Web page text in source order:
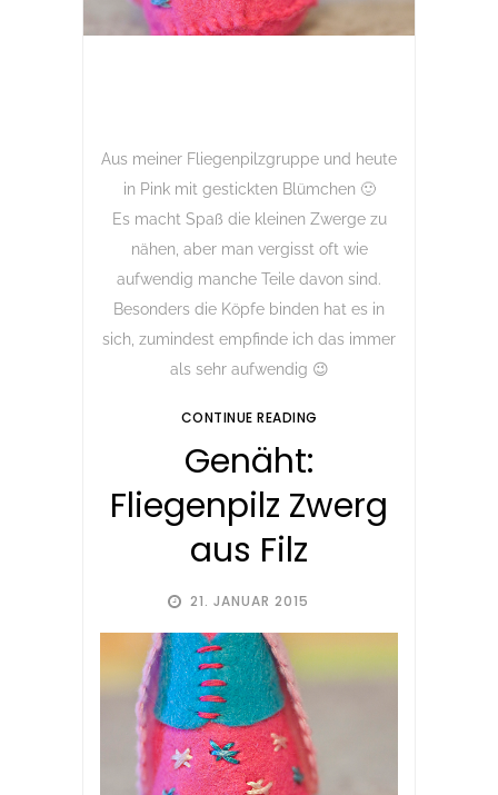
21. JANUAR 2015
Genäht:
Fliegenpilz Zwerg
aus Filz
Aus meiner Fliegenpilzgruppe und heute
in Pink mit gestickten Blümchen 🙂
Es macht Spaß die kleinen Zwerge zu
nähen, aber man vergisst oft wie
aufwendig manche Teile davon sind.
Besonders die Köpfe binden hat es in
sich, zumindest empfinde ich das immer
als sehr aufwendig 😉
CONTINUE READING